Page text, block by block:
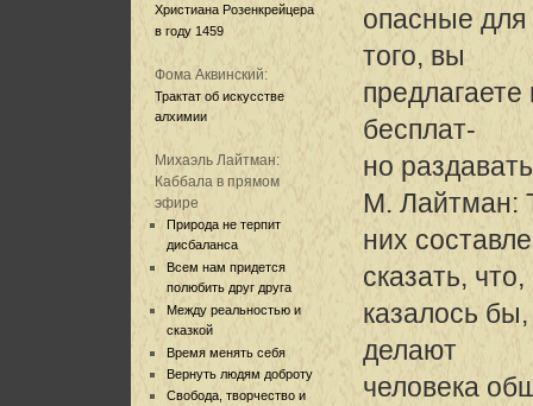
Христиана Розенкрейцера
в году 1459
Фома Аквинский:
Трактат об искусстве
алхимии
Михаэль Лайтман:
Каббала в прямом
эфире
Природа не терпит
дисбаланса
Всем нам придется
полюбить друг друга
Между реальностью и
сказкой
Время менять себя
Вернуть людям доброту
Свобода, творчество и
опасные
того, вы
бесплат-
но
М. Лайтман:
них
сказать, что,
казалось
делают
человека